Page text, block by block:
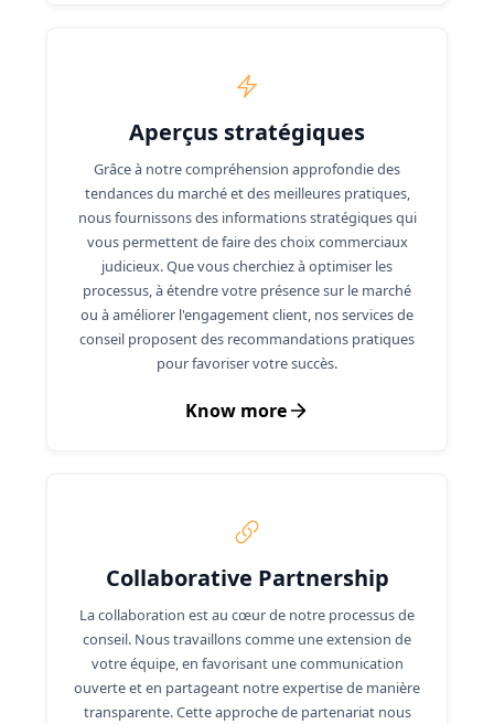
Aperçus stratégiques
Grâce à notre compréhension approfondie des
tendances du marché et des meilleures pratiques,
nous fournissons des informations stratégiques qui
vous permettent de faire des choix commerciaux
judicieux. Que vous cherchiez à optimiser les
processus, à étendre votre présence sur le marché
ou à améliorer l'engagement client, nos services de
conseil proposent des recommandations pratiques
pour favoriser votre succès.
Know more
Collaborative Partnership
La collaboration est au cœur de notre processus de
conseil. Nous travaillons comme une extension de
votre équipe, en favorisant une communication
ouverte et en partageant notre expertise de manière
transparente. Cette approche de partenariat nous